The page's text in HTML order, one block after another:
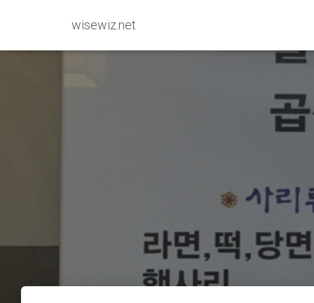
wisewiz.net